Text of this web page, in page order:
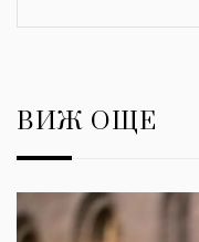
ВИЖ ОЩЕ